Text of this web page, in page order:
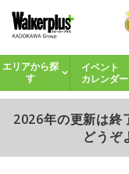
エリアから探
す
イベント
カレンダー
2026年の更新は終
どうぞ